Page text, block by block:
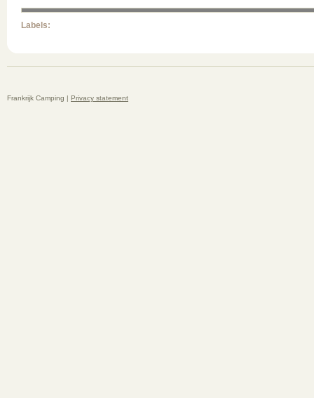
Labels:
Frankrijk Camping | Privacy statement